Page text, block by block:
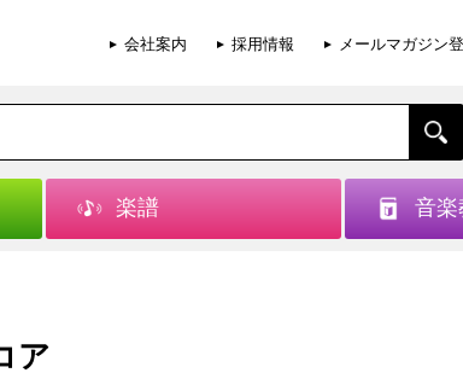
会社案内 採用情報 メールマガジン
楽譜 音楽
ア